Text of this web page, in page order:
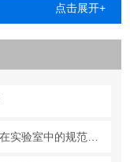
点击展开+
详细解析氯霉素检测卡的工作原理及其在实验室中的规范操作与维护方法